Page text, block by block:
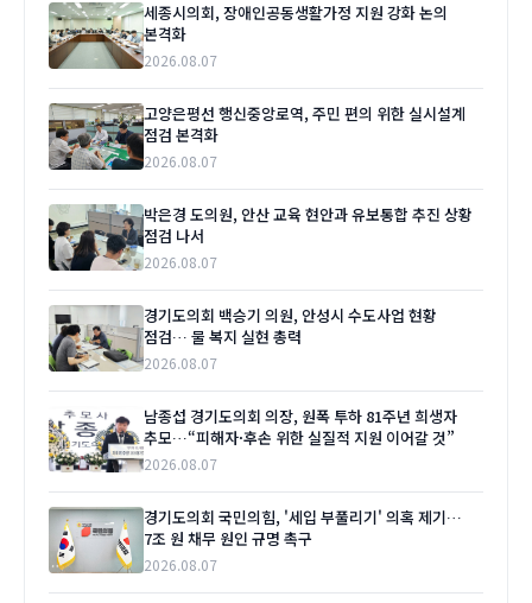
세종시의회, 장애인공동생활가정 지원 강화 논의
본격화
2026.08.07
고양은평선 행신중앙로역, 주민 편의 위한 실시설계
점검 본격화
2026.08.07
박은경 도의원, 안산 교육 현안과 유보통합 추진 상황
점검 나서
2026.08.07
경기도의회 백승기 의원, 안성시 수도사업 현황
점검… 물 복지 실현 총력
2026.08.07
남종섭 경기도의회 의장, 원폭 투하 81주년 희생자
추모…“피해자·후손 위한 실질적 지원 이어갈 것”
2026.08.07
경기도의회 국민의힘, '세입 부풀리기' 의혹 제기…
7조 원 채무 원인 규명 촉구
2026.08.07